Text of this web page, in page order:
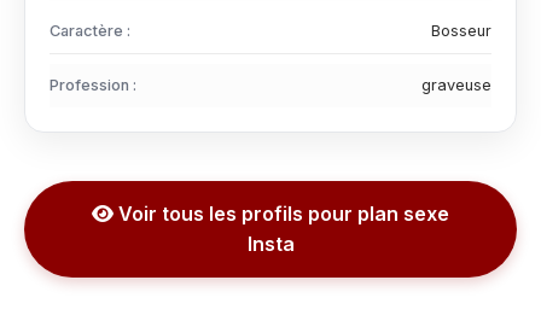
Caractère : Bosseur
Profession : graveuse
Voir tous les profils pour plan sexe
Insta